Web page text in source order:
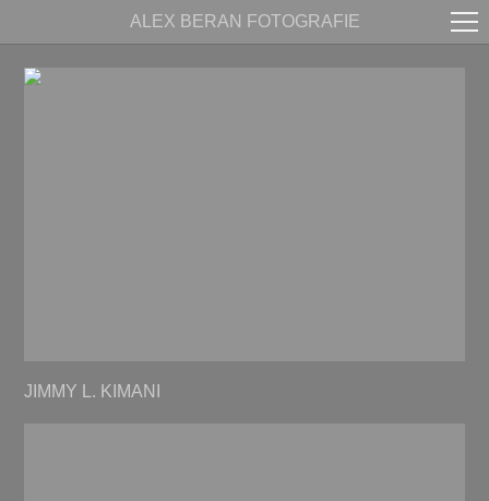
ALEX BERAN FOTOGRAFIE
JIMMY L. KIMANI